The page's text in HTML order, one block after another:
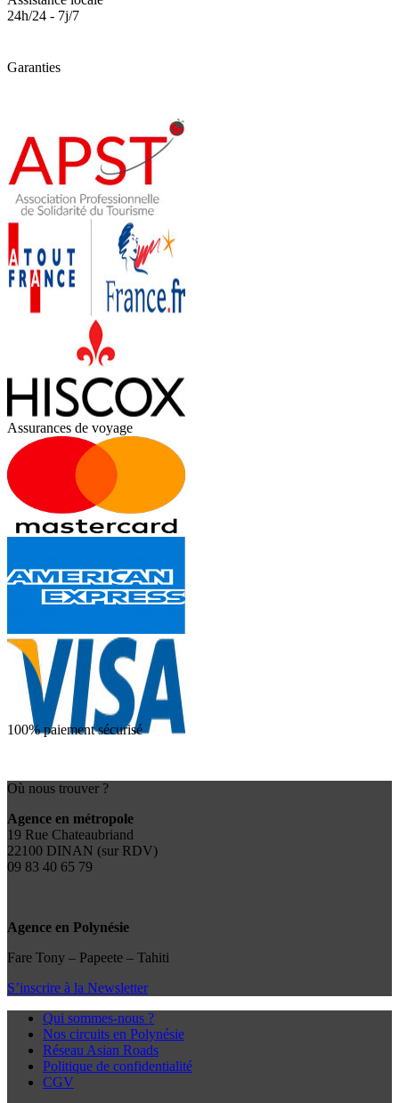
24h/24 - 7j/7
Garanties
Assurances de voyage
100% paiement sécurisé
Où nous trouver ?
Agence en métropole
19 Rue Chateaubriand
22100 DINAN (sur RDV)
09 83 40 65 79
Agence en Polynésie
Fare Tony – Papeete – Tahiti
S’inscrire à la Newsletter
Qui sommes-nous ?
Nos circuits en Polynésie
Réseau Asian Roads
Politique de confidentialité
CGV